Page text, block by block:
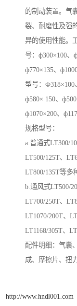
的制动装置。气
裂、耐磨性及强
异的使用性能。
号：ф300×100、
ф770×135、
型号：Ф318×100
ф580× 150、
ф1070×200、
规格型号：
a:普通式LT300/
LT500/125T、
LT800/135T等多
b.通风式LT500/
LT700/250T、
LT1070/200T、
LT1168/305T、
配件明细：气囊
成、摩擦片、扭
http://www.hndl001.com